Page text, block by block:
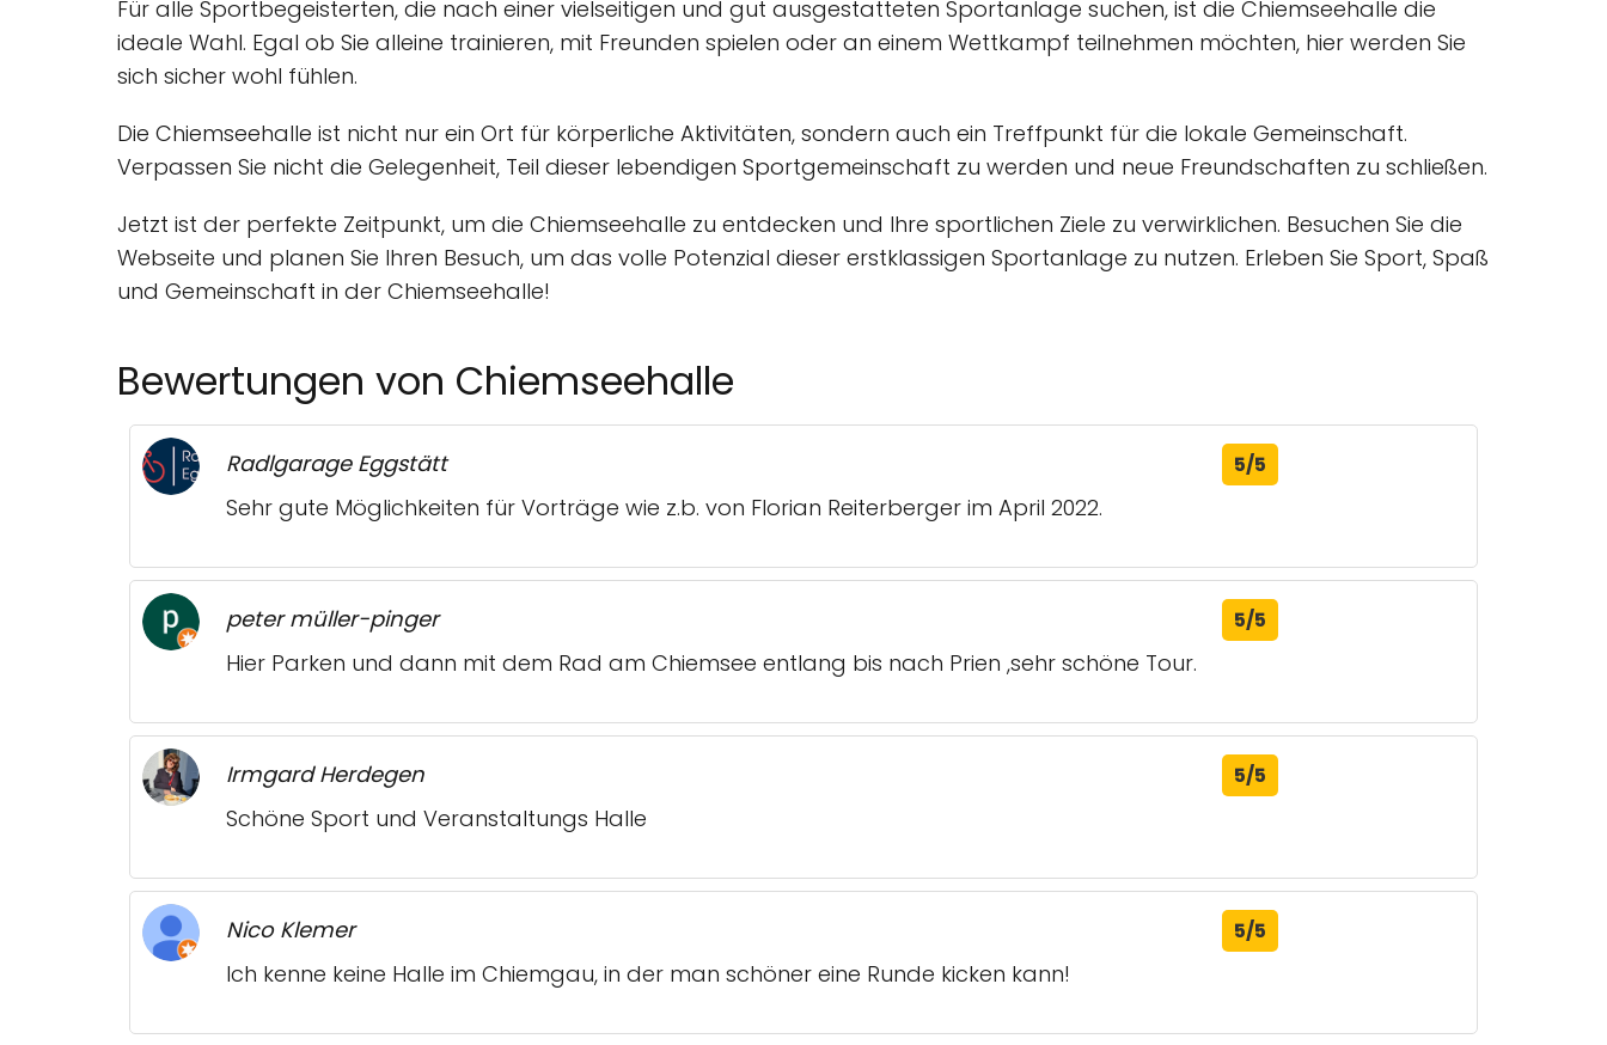
Für alle Sportbegeisterten, die nach einer vielseitigen und gut ausgestatteten Sportanlage suchen, ist die Chiemseehalle die
ideale Wahl. Egal ob Sie alleine trainieren, mit Freunden spielen oder an einem Wettkampf teilnehmen möchten, hier werden Sie
sich sicher wohl fühlen.
Die Chiemseehalle ist nicht nur ein Ort für körperliche Aktivitäten, sondern auch ein Treffpunkt für die lokale Gemeinschaft.
Verpassen Sie nicht die Gelegenheit, Teil dieser lebendigen Sportgemeinschaft zu werden und neue Freundschaften zu schließen.
Jetzt ist der perfekte Zeitpunkt, um die Chiemseehalle zu entdecken und Ihre sportlichen Ziele zu verwirklichen. Besuchen Sie die
Webseite und planen Sie Ihren Besuch, um das volle Potenzial dieser erstklassigen Sportanlage zu nutzen. Erleben Sie Sport, Spaß
und Gemeinschaft in der Chiemseehalle!
Bewertungen von Chiemseehalle
Radlgarage Eggstätt 5/5
Sehr gute Möglichkeiten für Vorträge wie z.b. von Florian Reiterberger im April 2022.
peter müller-pinger 5/5
Hier Parken und dann mit dem Rad am Chiemsee entlang bis nach Prien ,sehr schöne Tour.
Irmgard Herdegen 5/5
Schöne Sport und Veranstaltungs Halle
Nico Klemer 5/5
Ich kenne keine Halle im Chiemgau, in der man schöner eine Runde kicken kann!